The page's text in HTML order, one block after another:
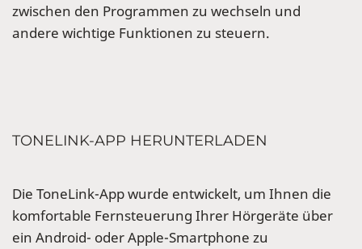
zwischen den Programmen zu wechseln und
andere wichtige Funktionen zu steuern.
TONELINK-APP HERUNTERLADEN
Die ToneLink-App wurde entwickelt, um Ihnen die
komfortable Fernsteuerung Ihrer Hörgeräte über
ein Android- oder Apple-Smartphone zu